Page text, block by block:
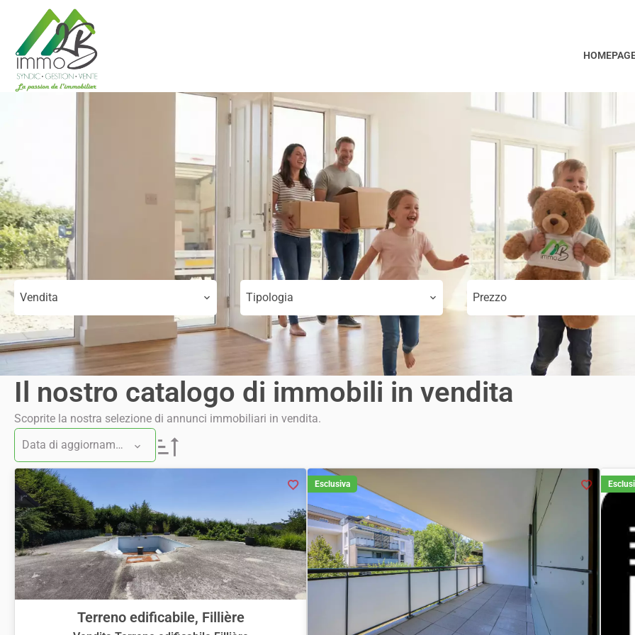
Vendita Tipologia Prezzo
Il nostro catalogo di immobili in vendita
Scoprite la nostra selezione di annunci immobiliari in vendita.
Data di aggiornamento
Terreno edificabile, Fillière
Esclusiva